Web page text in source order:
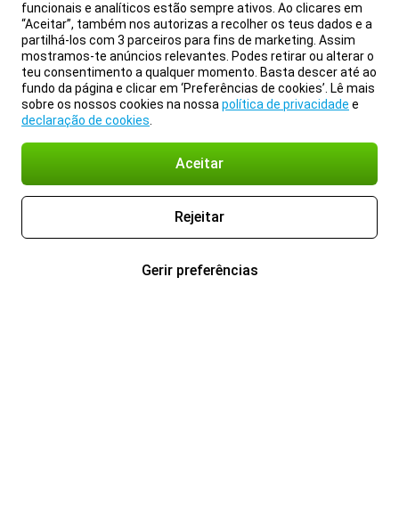
funcionais e analíticos estão sempre ativos. Ao clicares em
“Aceitar”, também nos autorizas a recolher os teus dados e a
partilhá-los com 3 parceiros para fins de marketing. Assim
mostramos-te anúncios relevantes. Podes retirar ou alterar o
teu consentimento a qualquer momento. Basta descer até ao
fundo da página e clicar em ‘Preferências de cookies’. Lê mais
sobre os nossos cookies na nossa política de privacidade e
declaração de cookies
Aceitar
Rejeitar
Gerir preferências